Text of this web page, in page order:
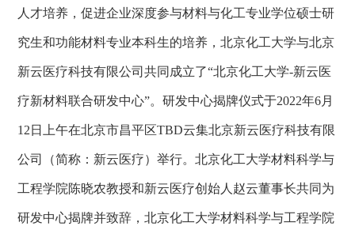
人才培养，促进企业深度参与材料与化工专业学位硕士研
究生和功能材料专业本科生的培养，北京化工大学与北京
新云医疗科技有限公司共同成立了“北京化工大学-新云医
疗新材料联合研发中心”。研发中心揭牌仪式于2022年6月
12 日上午在北京市昌平区TBD云集北京新云医疗科技有限
公司（简称：新云医疗）举行。北京化工大学材料科学与
工程学院陈晓农教授和新云医疗创始人赵云董事长共同为
研发中心揭牌并致辞，北京化工大学材料科学与工程学院